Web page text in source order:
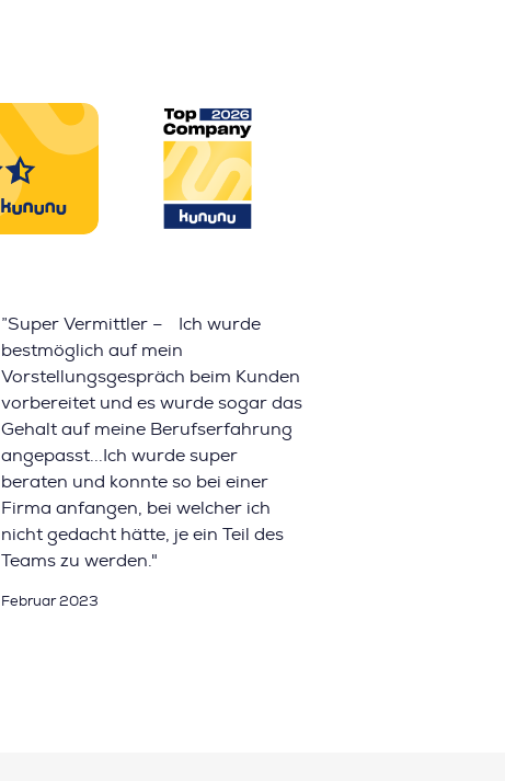
”Super Vermittler – Ich wurde
bestmöglich auf mein
Vorstellungsgespräch beim Kunden
vorbereitet und es wurde sogar das
Gehalt auf meine Berufserfahrung
angepasst...Ich wurde super
beraten und konnte so bei einer
Firma anfangen, bei welcher ich
nicht gedacht hätte, je ein Teil des
Teams zu werden."
Februar 2023